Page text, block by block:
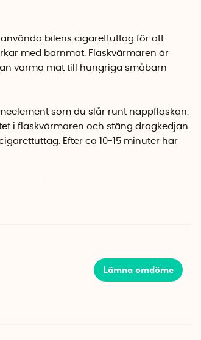
bilens cigarettuttag för att
med barnmat. Flaskvärmaren är
värma mat till hungriga småbarn
som du slår runt nappflaskan.
i flaskvärmaren och stäng dragkedjan.
Efter ca 10-15 minuter har
facket på andra sidan
nappflaskor av standardstorlek
är vattentät, värmebeständig och har
Lämna omdöme